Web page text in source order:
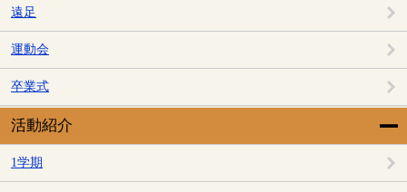
遠足
運動会
卒業式
活動紹介
1学期